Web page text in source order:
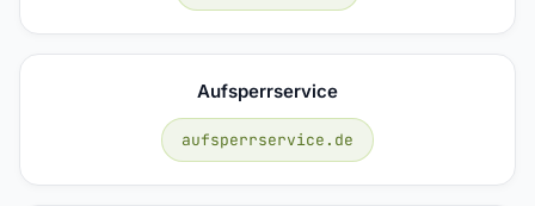
Aufsperrservice
aufsperrservice.de